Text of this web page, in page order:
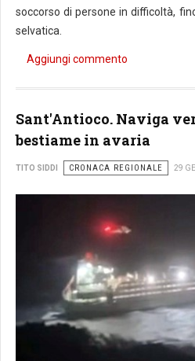
soccorso di persone in difficoltà,
selvatica.
Aggiungi commento
Sant'Antioco. Naviga
bestiame in avaria
TITO SIDDI CRONACA REGIONALE 29